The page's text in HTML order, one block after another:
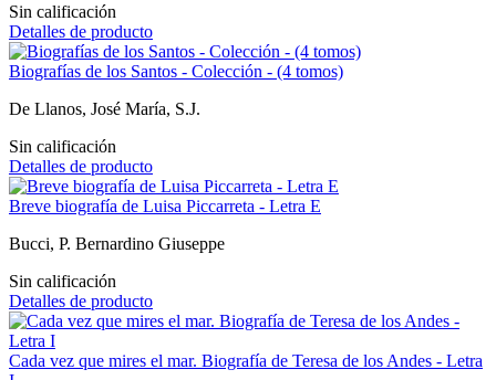
Sin calificación
Detalles de producto
Biografías de los Santos - Colección - (4 tomos)
De Llanos, José María, S.J.
Sin calificación
Detalles de producto
Breve biografía de Luisa Piccarreta - Letra E
Bucci, P. Bernardino Giuseppe
Sin calificación
Detalles de producto
Cada vez que mires el mar. Biografía de Teresa de los Andes - Letra